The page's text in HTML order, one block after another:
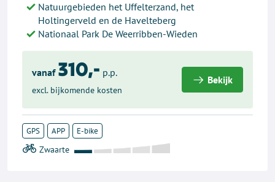
Natuurgebieden het Uffelterzand, het
Holtingerveld en de Havelteberg
Nationaal Park De Weerribben-Wieden
vanaf 310,- p.p.
excl. bijkomende kosten
Bekijk
GPS APP E-bike